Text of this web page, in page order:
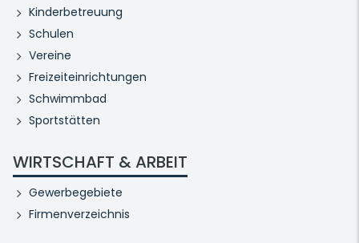
Kinderbetreuung
Schulen
Vereine
Freizeiteinrichtungen
Schwimmbad
Sportstätten
WIRTSCHAFT & ARBEIT
Gewerbegebiete
Firmenverzeichnis